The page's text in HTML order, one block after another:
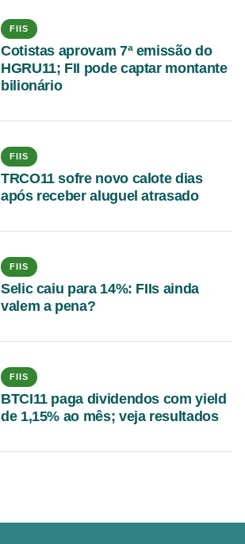
FIIS
Cotistas aprovam 7ª emissão do
HGRU11; FII pode captar montante
bilionário
FIIS
TRCO11 sofre novo calote dias
após receber aluguel atrasado
FIIS
Selic caiu para 14%: FIIs ainda
valem a pena?
FIIS
BTCI11 paga dividendos com yield
de 1,15% ao mês; veja resultados